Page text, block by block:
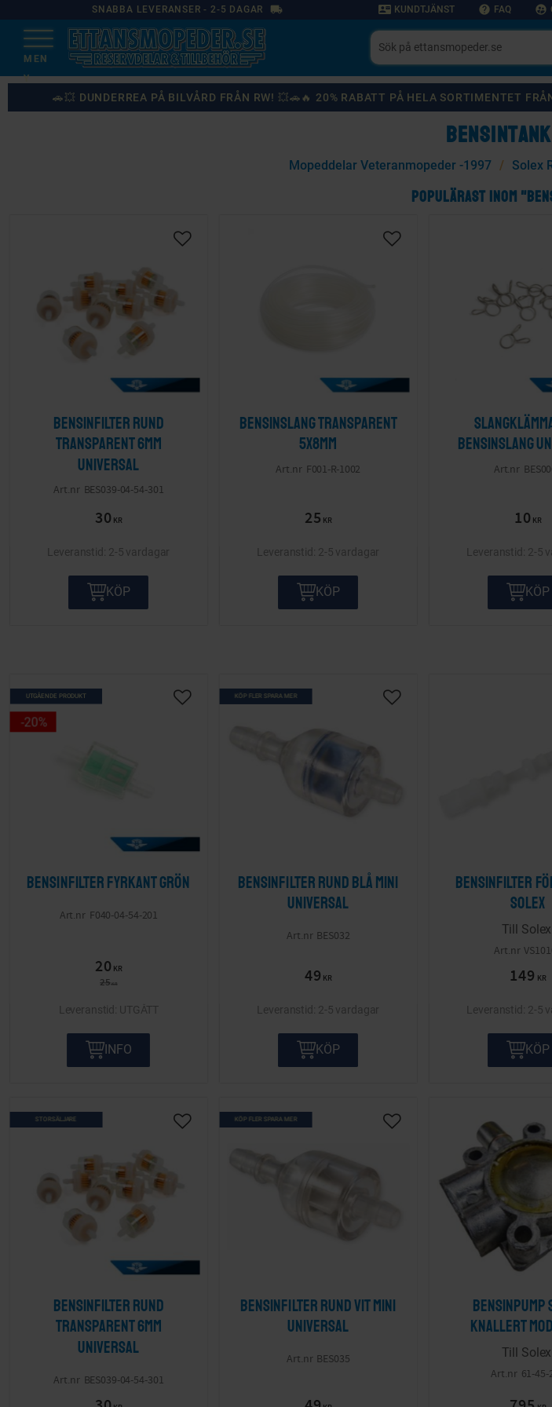
SNABBA LEVERANSER - 2-5 DAGAR local_shipping contact_mail KUNDTJÄNST help FAQ supervised_user_circle
🚗💥 DUNDERREA PÅ BILVÅRD FRÅN RW! 💥🚗🔥 20% RABATT PÅ HELA SORTIMENTET
Mopeddelar Veteranmopeder -1997 Solex
POPULÄRAST INOM
Bensinfilter rund
transparent 6mm
Universal
BES039-04-54-301
30 KR
2-5 vardagar
KÖP
Bensinslang transparent
5x8mm
F001-R-1002
25 KR
2-5 vardagar
KÖP
bensinslang
10 KR
2-5
KÖP
Bensinfilter Fyrkant grön
F040-04-54-201
20 KR
25KR
20%
UTGÅENDE PRODUKT
Lägg till i önskelista
UTGÅTT
INFO
Bensinfilter Rund blå Mini
Universal
BES032
49 KR
KÖP FLER SPARA MER
Lägg till i önskelista
2-5 vardagar
KÖP
Bensinfilter
Solex
Till Solex.
149 KR
2-5
KÖP
Bensinfilter rund
transparent 6mm
Universal
BES039-04-54-301
STORSÄLJARE
Lägg till i önskelista
Bensinfilter rund vit mini
Universal
BES035
KÖP FLER SPARA MER
Lägg till i önskelista
Bensinpump
knallert
Till
61-45-